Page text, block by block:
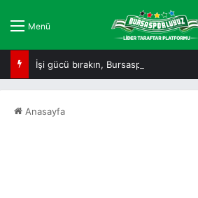
Menü
İşi gücü bırakın, Bursaspor’a yakından
Anasayfa